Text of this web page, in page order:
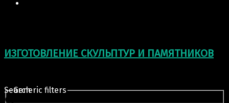
ИЗГОТОВЛЕНИЕ СКУЛЬПТУР И ПАМЯТНИКОВ
Search
Generic filters